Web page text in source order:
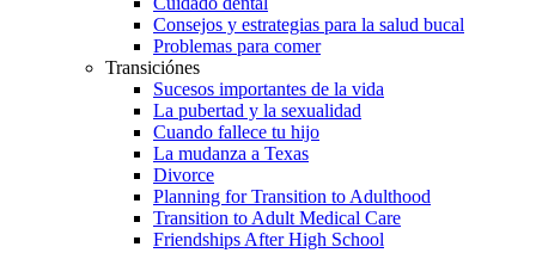
Consejos y estrategias para la salud bucal
Problemas para comer
Transiciónes
Sucesos importantes de la vida
La pubertad y la sexualidad
Cuando fallece tu hijo
La mudanza a Texas
Divorce
Planning for Transition to Adulthood
Transition to Adult Medical Care
Friendships After High School